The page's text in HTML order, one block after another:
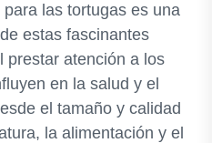
las tortugas es una
estas fascinantes
prestar atención a los
en la salud y el
el tamaño y calidad
la alimentación y el